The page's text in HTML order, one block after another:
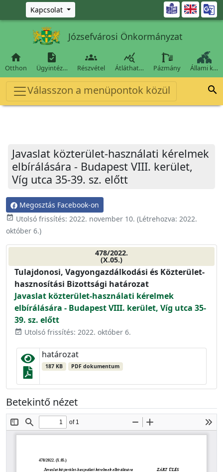
Ugrás a fő tartalomra
Kapcsolat 
Józsefvárosi Önkormányzat

Otthon

Ügyintéz…

Részvétel

Átláthat… Pázmány Állami k…
Válasszon a menüpontok közül 
Javaslat közterület-használati kérelmek
elbírálására - Budapest VIII. kerület,
Víg utca 35-39. sz. előtt
Megosztás Facebook-on
event_available Utolsó frissítés: 2022. november 10. (Létrehozva: 2022.
október 6.)
478/2022.
(X.05.)
Tulajdonosi, Vagyongazdálkodási és Közterület-
hasznosítási Bizottsági határozat
Javaslat közterület-használati kérelmek
elbírálására - Budapest VIII. kerület, Víg utca 35-
39. sz. előtt
event_available Utolsó frissítés: 2022. október 6.
határozat
187 KB PDF dokumentum
Betekintő nézet